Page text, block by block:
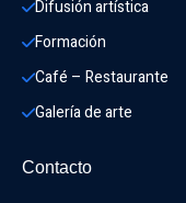
Difusión artística
Formación
Café – Restaurante
Galería de arte
Contacto